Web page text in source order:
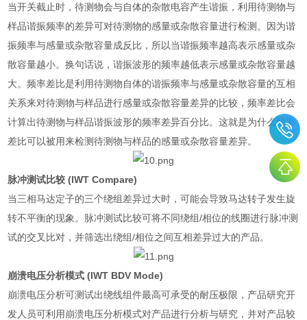
当开关截止时，待测物会与自体的杂散电容产生谐振，利用待测物与
样品谐振频率的差异可对待测物的感量或杂散容量进行检测。因为谐
振频率与感量或杂散容量成反比，所以当谐振频率越高表示感量或杂
散容量越小。换句话说，谐振波形的频率越低表示感量或杂散容量越
大。频率差比是利用待测物自体的谐振频率与感量或杂散容量的互相
关系来对待测物与样品进行感量或杂散容量差异的比较，频率差比会
计算出待测物与样品谐振波形的频率差异百分比。这就是为什么频率
差比可以被用来检测待测物与样品的感量或杂散容量差异。
脉冲测试比较 (IWT Compare)
当三相马达定子的三个绕组差异过大时，可能会导致马达转子发生旋
转不平衡的现象。脉冲测试比较可将不同绕组/相位的线圈进行脉冲测
试的交叉比对，并筛选出绕组/相位之间互相差异过大的产品。
崩溃电压分析模式 (IWT BDV Mode)
崩溃电压分析可测试出绕线组件最高可承受的耐压极限，产品研究开
发人员可利用崩溃电压分析模式对产品进行分析与研究，并对产品较